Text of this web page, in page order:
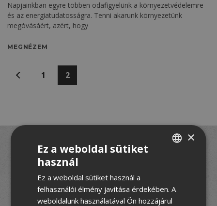
Napjainkban egyre többen odafigyelünk a környezetvédelemre
és az energiatudatosságra. Tenni akarunk környezetünk
megóvásáért, azért, hogy
MEGNÉZEM
Bejegyzések
lapozása
Előző 1 2
Felújít, építkezik, de nem
tudja hogyan fogjon
hozzá?
×
Ez a weboldal sütiket
használ
Ez a weboldal sütiket használ a
felhasználói élmény javítása érdekében. A
weboldalunk használatával Ön hozzájárul